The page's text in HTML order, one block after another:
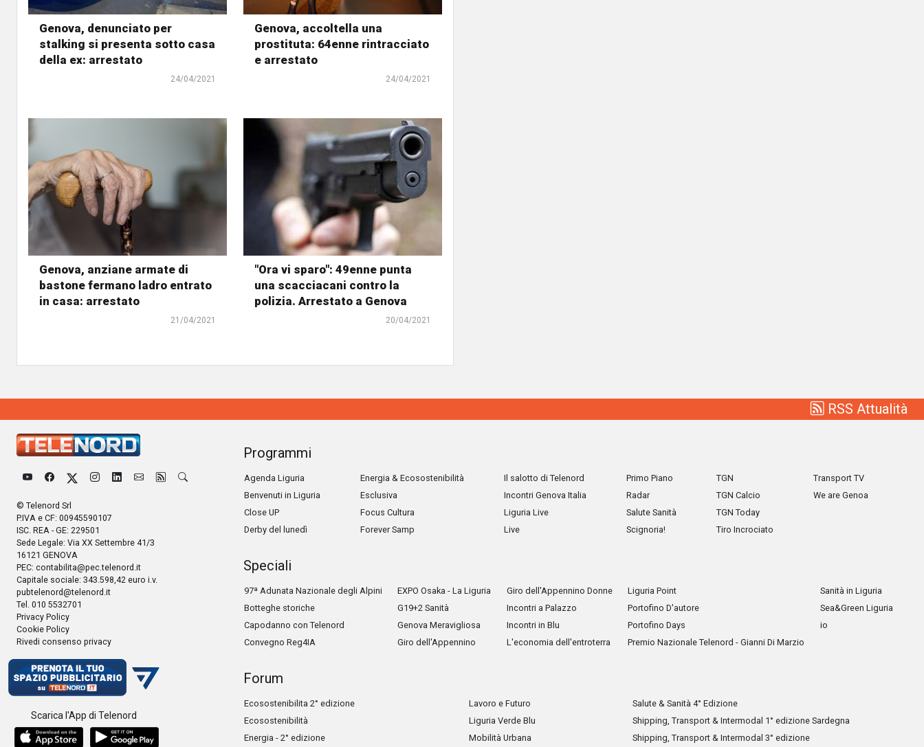
Genova, denunciato per
stalking si presenta sotto casa
della ex: arrestato
24/04/2021
Genova, accoltella una
prostituta: 64enne rintracciato
e arrestato
24/04/2021
Genova, anziane armate di
bastone fermano ladro entrato
in casa: arrestato
21/04/2021
"Ora vi sparo": 49enne punta
una scacciacani contro la
polizia. Arrestato a Genova
20/04/2021
RSS Attualità
© Telenord Srl
P.IVA e CF: 00945590107
ISC. REA - GE: 229501
Sede Legale: Via XX Settembre 41/3
16121 GENOVA
PEC: contabilita@pec.telenord.it
Capitale sociale: 343.598,42 euro i.v.
pubtelenord@telenord.it
Tel. 010 5532701
Privacy Policy
Cookie Policy
Rivedi consenso privacy
Scarica l'App di Telenord
Programmi
Agenda Liguria
Benvenuti in Liguria
Close UP
Derby del lunedì
Energia & Ecosostenibilità
Esclusiva
Focus Cultura
Forever Samp
Il salotto di Telenord
Incontri Genova Italia
Liguria Live
Live
Primo Piano
Radar
Salute Sanità
Scignoria!
TGN
TGN Calcio
TGN Today
Tiro Incrociato
Transport TV
We are Genoa
Speciali
97ª Adunata Nazionale degli Alpini
Botteghe storiche
Capodanno con Telenord
Convegno Reg4IA
EXPO Osaka - La Liguria
G19+2 Sanità
Genova Meravigliosa
Giro dell'Appennino
Giro dell'Appennino Donne
Incontri a Palazzo
Incontri in Blu
L'economia dell'entroterra
Liguria Point
Portofino D'autore
Portofino Days
Premio Nazionale Telenord - Gianni Di Marzio
Sanità in Liguria
Sea&Green Liguria
io
Forum
Ecosostenibilita 2° edizione
Ecosostenibilità
Energia - 2° edizione
Lavoro e Futuro
Liguria Verde Blu
Mobilità Urbana
Salute & Sanità 4° Edizione
Shipping, Transport & Intermodal 1° edizione Sardegna
Shipping, Transport & Intermodal 3° edizione